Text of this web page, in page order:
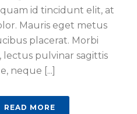
id tincidunt elit, at
Mauris eget metus
placerat. Morbi
pulvinar sagittis
neque [...]
READ MORE